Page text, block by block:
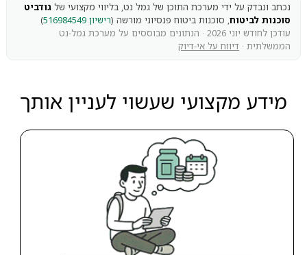
נכתב ונבדק על ידי מערכת התוכן של גמל נט, בליווי מקצועי של גודביט
סוכנות לביטוח, סוכנות ביטוח פנסיוני מורשה (רישיון 516984549
)
עודכן לחודש יוני 2026 · הנתונים מבוססים על מערכת גמל-נט
הממשלתית · דיווח על אי-דיוק
מידע מקצועי שעשוי לעניין אותך